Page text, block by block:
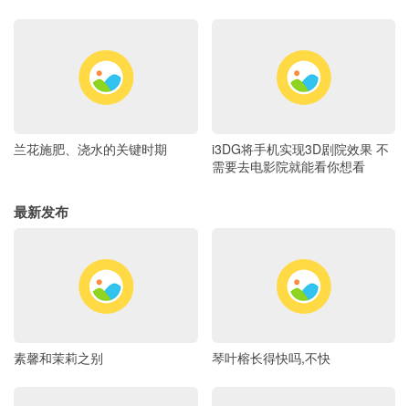
兰花施肥、浇水的关键时期
i3DG将手机实现3D剧院效果 不
需要去电影院就能看你想看
最新发布
素馨和茉莉之别 琴叶榕长得快吗,不快